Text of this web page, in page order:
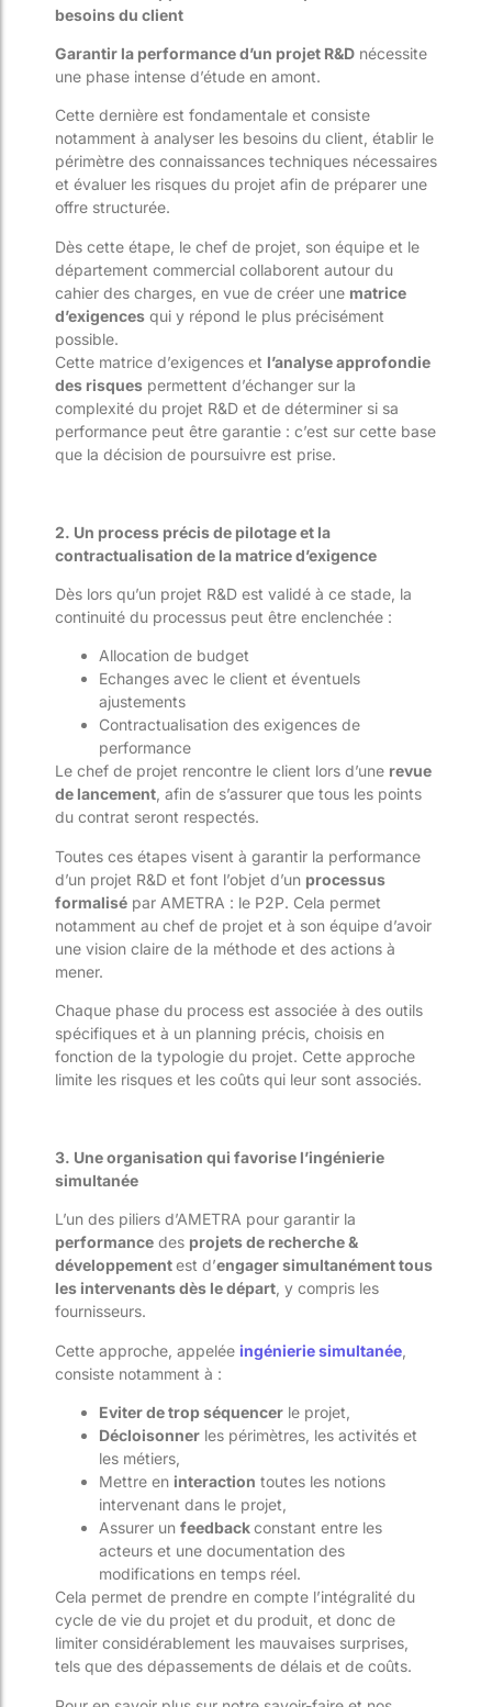
besoins du client
Garantir la performance d’un projet R&D nécessite
une phase intense d’étude en amont.
Cette dernière est fondamentale et consiste
notamment à analyser les besoins du client, établir le
périmètre des connaissances techniques nécessaires
et évaluer les risques du projet afin de préparer une
offre structurée.
Dès cette étape, le chef de projet, son équipe et le
département commercial collaborent autour du
cahier des charges, en vue de créer une matrice
d’exigences qui y répond le plus précisément
possible.
Cette matrice d’exigences et l’analyse approfondie
des risques permettent d’échanger sur la
complexité du projet R&D et de déterminer si sa
performance peut être garantie : c’est sur cette base
que la décision de poursuivre est prise.
2. Un process précis de pilotage et la
contractualisation de la matrice d’exigence
Dès lors qu’un projet R&D est validé à ce stade, la
continuité du processus peut être enclenchée :
Allocation de budget
Echanges avec le client et éventuels
ajustements
Contractualisation des exigences de
performance
Le chef de projet rencontre le client lors d’une revue
de lancement, afin de s’assurer que tous les points
du contrat seront respectés.
Toutes ces étapes visent à garantir la performance
d’un projet R&D et font l’objet d’un processus
formalisé par AMETRA : le P2P. Cela permet
notamment au chef de projet et à son équipe d’avoir
une vision claire de la méthode et des actions à
mener.
Chaque phase du process est associée à des outils
spécifiques et à un planning précis, choisis en
fonction de la typologie du projet. Cette approche
limite les risques et les coûts qui leur sont associés.
3. Une organisation qui favorise l’ingénierie
simultanée
L’un des piliers d’AMETRA pour garantir la
performance des projets de recherche &
développementest d’engager simultanément tous
les intervenants dès le départ , y compris les
fournisseurs.
Cette approche, appelée ingénierie simultanée
consiste notamment à :
Eviter de trop séquencer le projet,
Décloisonner les périmètres, les activités et
les métiers,
Mettre en interaction toutes les notions
intervenant dans le projet,
Assurer un feedbackconstant entre les
acteurs et une documentation des
modifications en temps réel.
Cela permet de prendre en compte l’intégralité du
cycle de vie du projet et du produit, et donc de
limiter considérablement les mauvaises surprises,
tels que des dépassements de délais et de coûts.